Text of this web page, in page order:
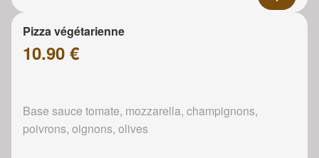
Pizza végétarienne
10.90 €
Base sauce tomate, mozzarella, champignons,
poivrons, oignons, olives